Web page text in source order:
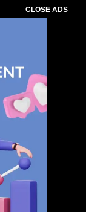
CLOSE ADS